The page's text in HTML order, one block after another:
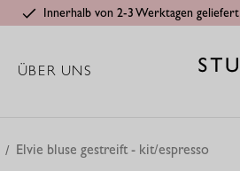
Innerhalb von 2-3 Werktagen geliefert
ÜBER UNS
Elvie bluse gestreift - kit/espresso